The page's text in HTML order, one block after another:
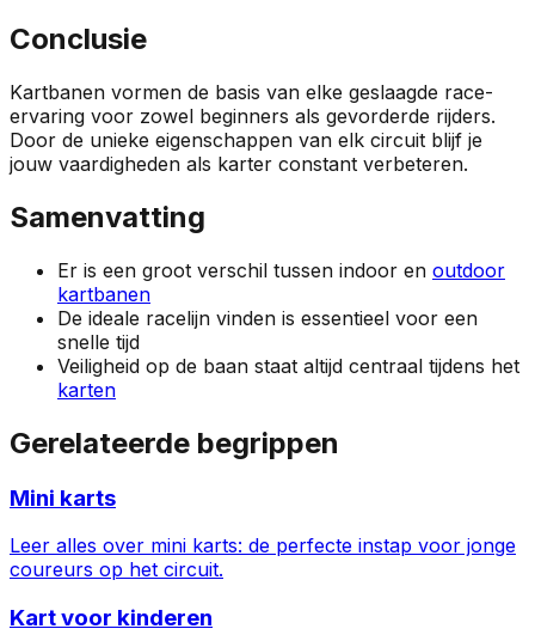
Conclusie
Kartbanen vormen de basis van elke geslaagde race-
ervaring voor zowel beginners als gevorderde rijders.
Door de unieke eigenschappen van elk circuit blijf je
jouw vaardigheden als karter constant verbeteren.
Samenvatting
Er is een groot verschil tussen indoor en outdoor
kartbanen
De ideale racelijn vinden is essentieel voor een
snelle tijd
Veiligheid op de baan staat altijd centraal tijdens het
karten
Gerelateerde begrippen
Mini karts
Leer alles over mini karts: de perfecte instap voor jonge
coureurs op het circuit.
Kart voor kinderen